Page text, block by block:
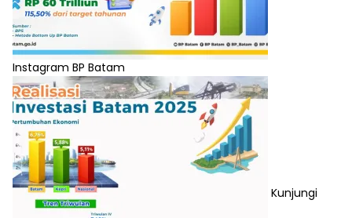
Instagram BP Batam
Kunjungi